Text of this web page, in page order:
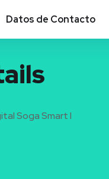
Datos de Contacto
Soga Smart I